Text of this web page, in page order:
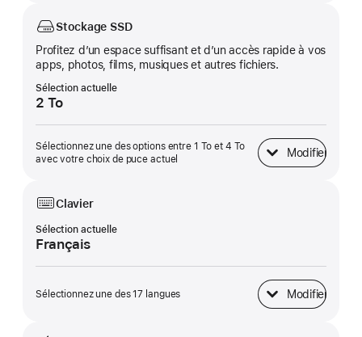
Stockage SSD
Profitez d’un espace suffisant et d’un accès rapide à vos
apps, photos, films, musiques et autres fichiers.
Sélection actuelle
2 To
Sélectionnez une des options entre 1 To et 4 To
avec votre choix de puce actuel
Modifier
Stockage SSD
Clavier
Sélection actuelle
Français
Sélectionnez une des 17 langues Modifier
Clavier